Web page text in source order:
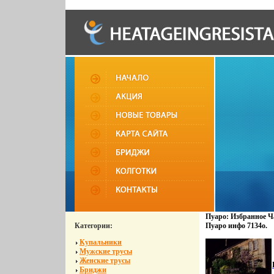
Категории:
Купальники
Мужские трусы
Женские трусы
Бриджи
Пуаро: Избранное
Пуаро инфо 7134o.